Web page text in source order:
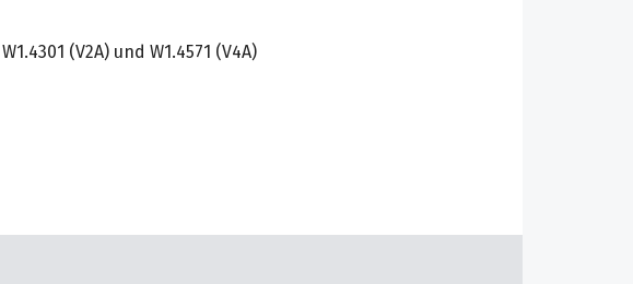
(V2A) und W1.4571 (V4A)